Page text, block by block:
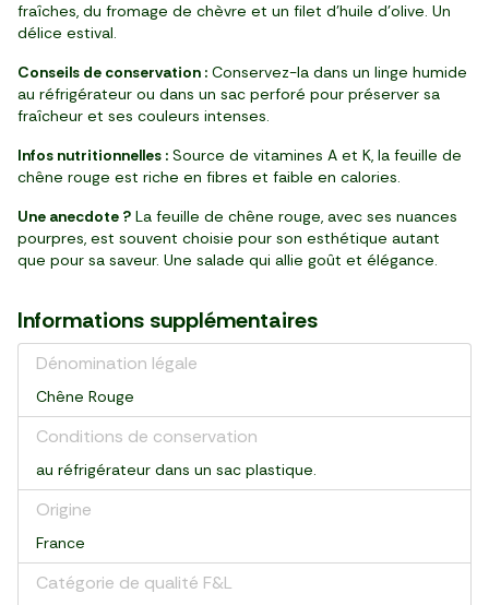
fraîches, du fromage de chèvre et un filet d’huile d’olive. Un
délice estival.
Conseils de conservation : Conservez-la dans un linge humide
au réfrigérateur ou dans un sac perforé pour préserver sa
fraîcheur et ses couleurs intenses.
Infos nutritionnelles : Source de vitamines A et K, la feuille de
chêne rouge est riche en fibres et faible en calories.
Une anecdote ? La feuille de chêne rouge, avec ses nuances
pourpres, est souvent choisie pour son esthétique autant
que pour sa saveur. Une salade qui allie goût et élégance.
Informations supplémentaires
Dénomination légale
Chêne Rouge
Conditions de conservation
au réfrigérateur dans un sac plastique.
Origine
France
Catégorie de qualité F&L